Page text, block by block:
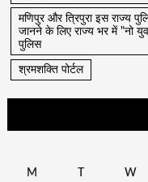
मणिपुर और त्रिपुरा इस राज्य
जानने के लिए राज्य भर में "नो
पुलिस
श्रमशक्ति पोर्टल
M
T W